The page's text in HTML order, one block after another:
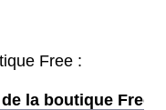
Free :
la boutique Free :